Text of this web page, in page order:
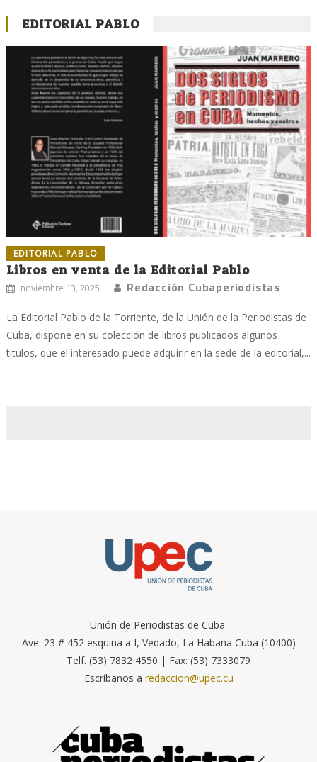
EDITORIAL PABLO
EDITORIAL PABLO
Libros en venta de la Editorial Pablo
noviembre 13, 2025 Redacción Cubaperiodistas
La Editorial Pablo de la Torriente, de la Unión de la Periodistas de
Cuba, dispone en su colección de libros publicados algunos
títulos, que el interesado puede adquirir en la sede de la editorial,...
Unión de Periodistas de Cuba.
Ave. 23 # 452 esquina a I, Vedado, La Habana Cuba (10400)
Telf. (53) 7832 4550 | Fax: (53) 7333079
Escríbanos a redaccion@upec.cu